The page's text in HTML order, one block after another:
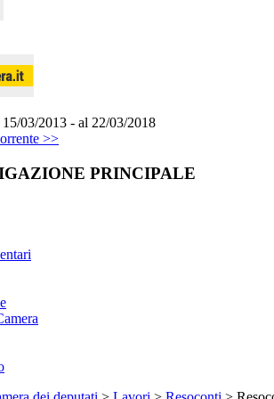
15/03/2013 - al 22/03/2018
>>
PRINCIPALE